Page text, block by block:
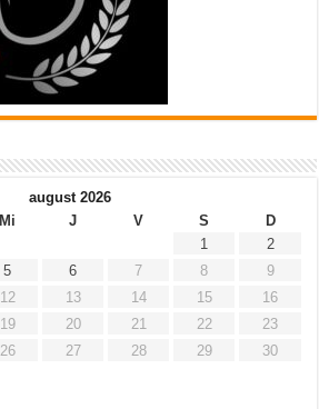
august 2026
Mi J V S
D
1
2
5 6 7 8
9
12 13 14 15
16
19 20 21 22
23
26 27 28 29
30